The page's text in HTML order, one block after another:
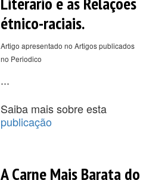
étnico-raciais.
Artigo apresentado no Artigos publicados
no Periodico
...
Saiba mais sobre esta
publicação
A Carne Mais Barata do